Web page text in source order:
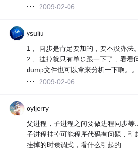
2009-02-06
ysuliu
1， 同步是肯定要加的，要不没办法。
2， 挂掉就只有单步跟一下了，看看
dump文件也可以拿来分析一下啊。。
2009-02-06
oyljerry
父进程，子进程之间要做进程同步等
子进程挂掉可能程序代码有问题，引
挂掉的时候调式，看什么引起的